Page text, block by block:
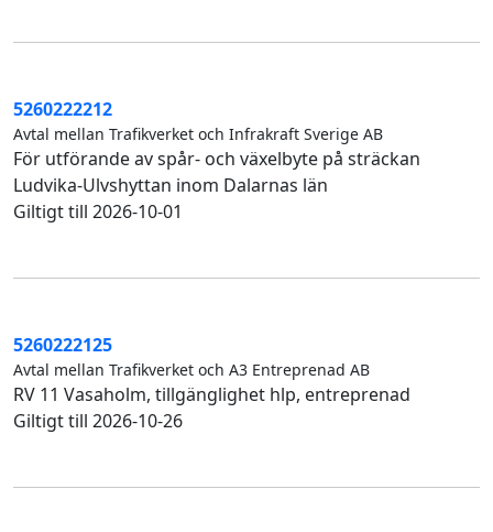
5260222212
Avtal mellan Trafikverket och Infrakraft Sverige AB
För utförande av spår- och växelbyte på sträckan
Ludvika-Ulvshyttan inom Dalarnas län
Giltigt till 2026-10-01
5260222125
Avtal mellan Trafikverket och A3 Entreprenad AB
RV 11 Vasaholm, tillgänglighet hlp, entreprenad
Giltigt till 2026-10-26